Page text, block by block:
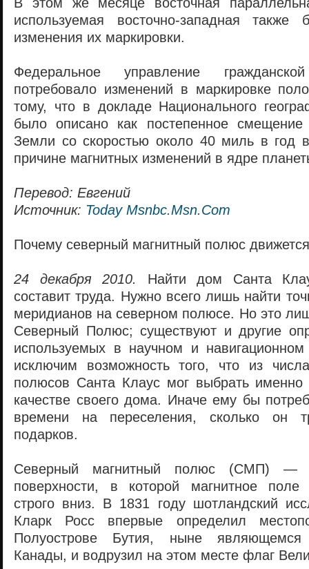
используемая восточно-западная также
изменения их маркировки.
Федеральное управление
потребовало изменений в маркировке
тому, что в докладе Национального
было описано как постепенное смещение
Земли со скоростью около 40 миль в год
причине магнитных изменений в ядре
Перевод: Евгений
Источник: Today Msnbc.Msn.Com
Почему северный магнитный полюс
24 декабря 2010.
Найти дом Санта
составит труда. Нужно всего лишь найти
меридианов на северном полюсе. Но это
Северный Полюс; существуют и другие
используемых в научном и навигационном
исключим возможность того, что из
полюсов Санта Клаус мог выбрать
качестве своего дома. Иначе ему бы
времени на переселения, сколько он
подарков.
Северный магнитный полюс (СМП) —
поверхности, в которой магнитное
строго вниз. В 1831 году шотландский
Кларк Росс впервые определил
Полуострове Бутия, ныне
Канады, и водрузил на этом месте флаг